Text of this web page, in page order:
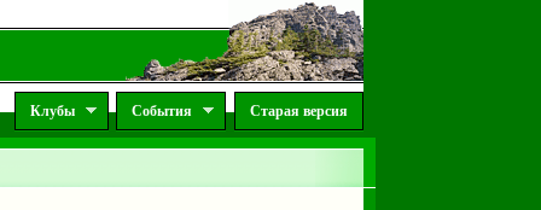
Клубы События Старая версия